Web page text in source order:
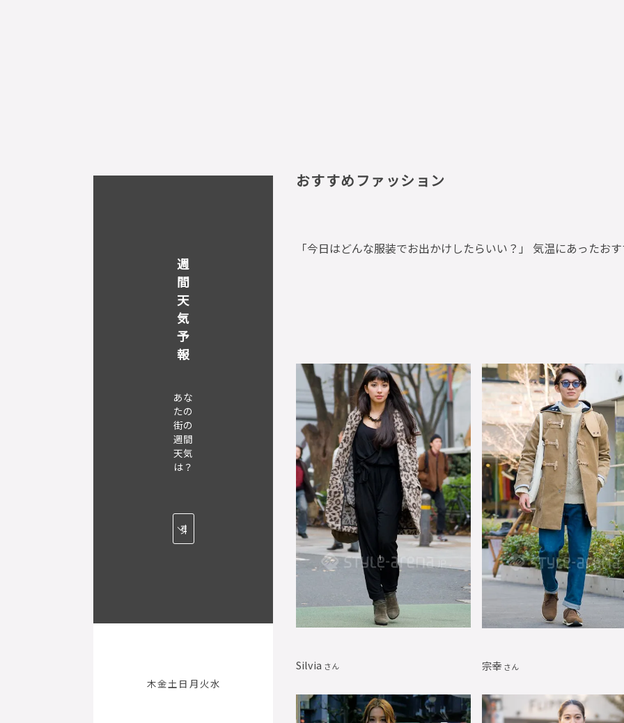
週
間
天
気
予
報
あな
たの
街の
週間
天気
は？
木金土 日 月 火水
おすすめファッション
「今日はどんな服装でお出かけしたらいい？」 気温にあったお
Silvia さん 宗幸 さん